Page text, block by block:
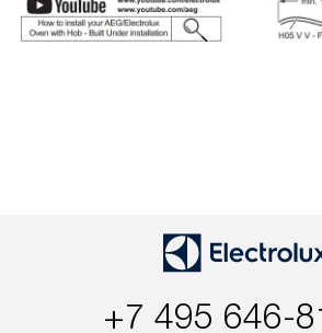
+7 495 646-